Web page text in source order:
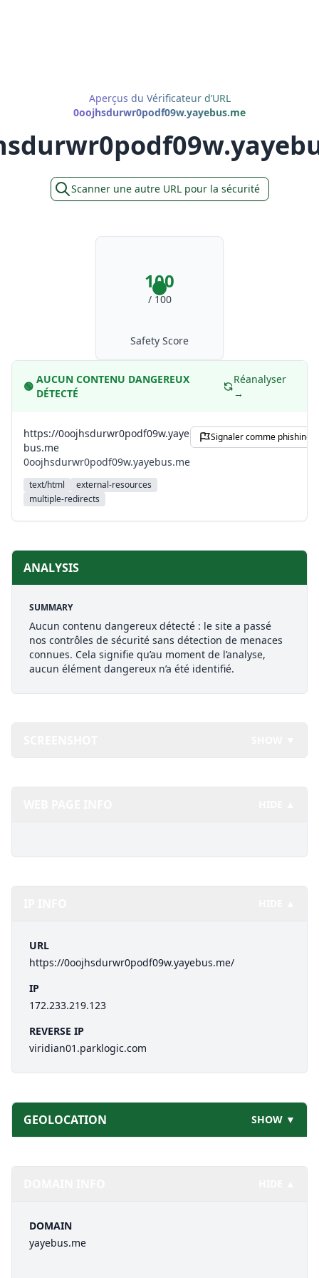
Aperçus du Vérificateur d’URL
0oojhsdurwr0podf09w.yayebus.me
Scanner une autre URL pour la sécurité
100
/ 100
Safety Score
🟢
AUCUN CONTENU DANGEREUX
DÉTECTÉ
Réanalyser
→
https://0oojhsdurwr0podf09w.yaye
bus.me
0oojhsdurwr0podf09w.yayebus.me
text/html
external-resources
multiple-redirects
Signaler comme phishing
ANALYSIS
SUMMARY
Aucun contenu dangereux détecté : le site a passé
nos contrôles de sécurité sans détection de menaces
connues. Cela signifie qu’au moment de l’analyse,
aucun élément dangereux n’a été identifié.
URL
https://0oojhsdurwr0podf09w.yayebus.me/
IP
172.233.219.123
REVERSE IP
viridian01.parklogic.com
GEOLOCATION SHOW ▼
DOMAIN
yayebus.me